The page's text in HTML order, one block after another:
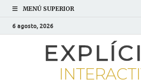
MENÚ SUPERIOR
6 agosto, 2026